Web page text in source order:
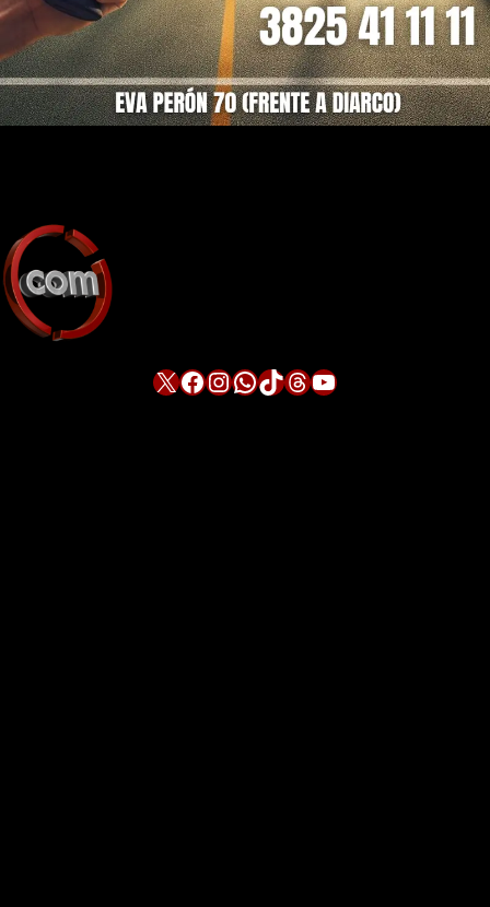
X Facebook InstagramWhatsApp TikTok Threads YouTube